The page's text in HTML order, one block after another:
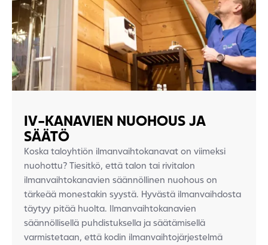
IV-KANAVIEN NUOHOUS JA
SÄÄTÖ
Koska taloyhtiön ilmanvaihtokanavat on viimeksi
nuohottu? Tiesitkö, että talon tai rivitalon
ilmanvaihtokanavien säännöllinen nuohous on
tärkeää monestakin syystä. Hyvästä ilmanvaihdosta
täytyy pitää huolta. Ilmanvaihtokanavien
säännöllisellä puhdistuksella ja säätämisellä
varmistetaan, että kodin ilmanvaihtojärjestelmä